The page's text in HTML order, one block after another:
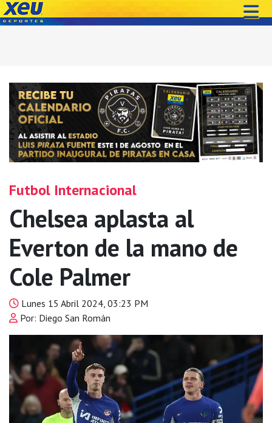
Futbol Internacional
Chelsea aplasta al
Everton de la mano de
Cole Palmer
Lunes 15 Abril 2024, 03:23 PM
Por: Diego San Román